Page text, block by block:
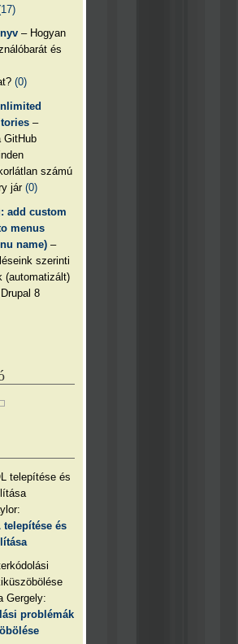
– Hogyan
és
(0)
–
GitHub
számú
jár(0)
add custom
menus
name) –
szerinti
(automatizált)
8
telepítése és
Gergely:
problémák